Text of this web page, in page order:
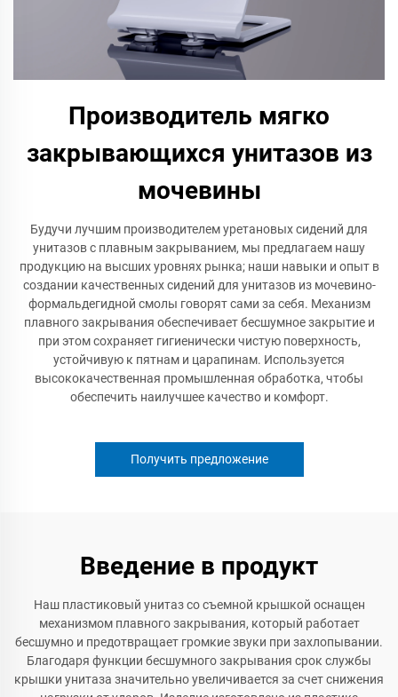
Производитель мягко
закрывающихся унитазов из
мочевины
Будучи лучшим производителем уретановых сидений для
унитазов с плавным закрыванием, мы предлагаем нашу
продукцию на высших уровнях рынка; наши навыки и опыт в
создании качественных сидений для унитазов из мочевино-
формальдегидной смолы говорят сами за себя. Механизм
плавного закрывания обеспечивает бесшумное закрытие и
при этом сохраняет гигиенически чистую поверхность,
устойчивую к пятнам и царапинам. Используется
высококачественная промышленная обработка, чтобы
обеспечить наилучшее качество и комфорт.
Получить предложение
Введение в продукт
Наш пластиковый унитаз со съемной крышкой оснащен
механизмом плавного закрывания, который работает
бесшумно и предотвращает громкие звуки при захлопывании.
Благодаря функции бесшумного закрывания срок службы
крышки унитаза значительно увеличивается за счет снижения